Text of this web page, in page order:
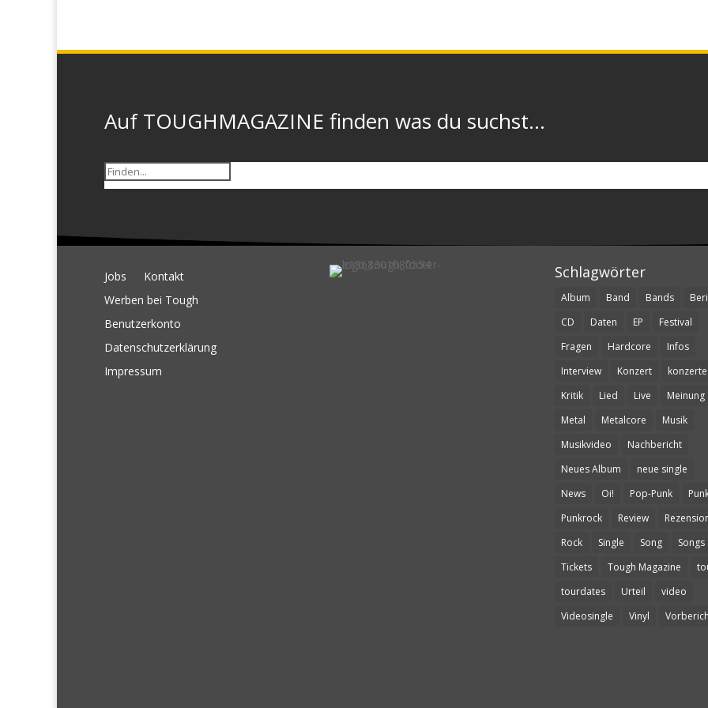
Auf TOUGHMAGAZINE finden was du suchst...
Jobs
Kontakt
Werben bei Tough
Benutzerkonto
Datenschutzerklärung
Impressum
Schlagwörter
Album Band Bands
CD
Daten EP
Festival
Fragen
Hardcore
Infos
Interview
Konzert
konzerte
Kritik
Lied Live
Meinung
Metal
Metalcore
Musik
Musikvideo
Nachbericht
Neues Album
neue single
News
Oi! Pop-Punk
Punkrock
Review
Rock
Single Song
Songs
Tickets
Tough Magazine
tourdates
Urteil
video
Videosingle
Vinyl